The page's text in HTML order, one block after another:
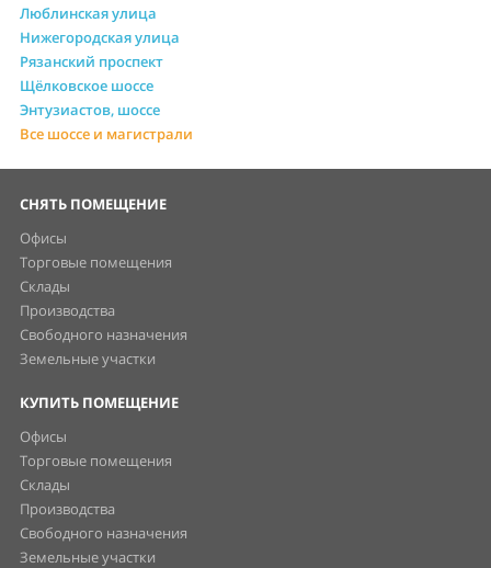
Люблинская улица
Нижегородская улица
Рязанский проспект
Щёлковское шоссе
Энтузиастов, шоссе
Все шоссе и магистрали
СНЯТЬ ПОМЕЩЕНИЕ
Офисы
Торговые помещения
Склады
Производства
Свободного назначения
Земельные участки
КУПИТЬ ПОМЕЩЕНИЕ
Офисы
Торговые помещения
Склады
Производства
Свободного назначения
Земельные участки